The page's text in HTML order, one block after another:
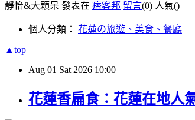
靜怡&大顆呆 發表在 痞客邦 留言(0) 人氣()
個人分類： 花蓮の旅遊、美食、餐廳
▲top
Aug 01 Sat 2026 10:00
花蓮香扁食：花蓮在地人